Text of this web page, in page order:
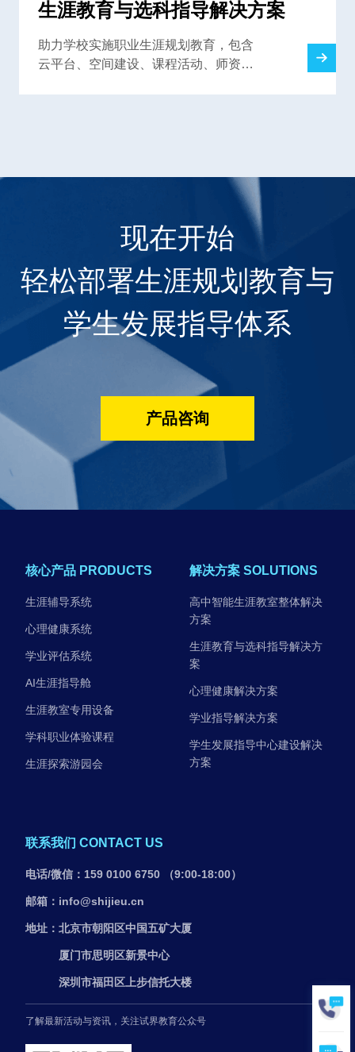
生涯教育与选科指导解决方案
助力学校实施职业生涯规划教育，包含
云平台、空间建设、课程活动、师资培
现在开始
轻松部署生涯规划教育与
学生发展指导体系
产品咨询
核心产品 PRODUCTS
生涯辅导系统
心理健康系统
学业评估系统
AI生涯指导舱
生涯教室专用设备
学科职业体验课程
生涯探索游园会
解决方案 SOLUTIONS
高中智能生涯教室整体解决
方案
生涯教育与选科指导解决方
案
心理健康解决方案
学业指导解决方案
学生发展指导中心建设解决
方案
联系我们 CONTACT US
电话/微信：159 0100 6750 （9:00-18:00）
邮箱：info@shijieu.cn
地址：北京市朝阳区中国五矿大厦
厦门市思明区新景中心
深圳市福田区上步信托大楼
了解最新活动与资讯，关注试界教育公众号